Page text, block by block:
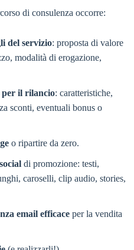
di consulenza occorre:
del servizio: proposta di valore
modalità di erogazione,
per il rilancio: caratteristiche,
sconti, eventuali bonus o
o ripartire da zero.
di promozione: testi,
caroselli, clip audio, stories,
email efficace per la vendita